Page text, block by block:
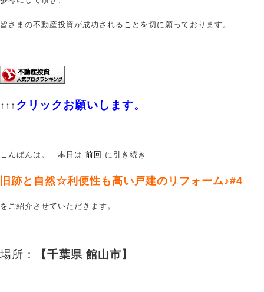
皆さまの不動産投資が成功されることを切に願っております。
↑↑↑ クリックお願いします。
こんばんは。 本日は 前回 に引き続き
旧跡と自然☆利便性も高い戸建のリフォーム♪#4
をご紹介させていただきます。
場所： 【千葉県 館山市】